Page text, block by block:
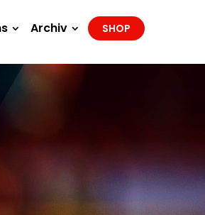
Archiv SHOP